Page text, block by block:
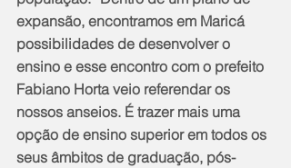
expansão, encontramos em Maricá
possibilidades de desenvolver o
ensino e esse encontro com o prefeito
Fabiano Horta veio referendar os
nossos anseios. É trazer mais uma
opção de ensino superior em todos os
seus âmbitos de graduação, pós-